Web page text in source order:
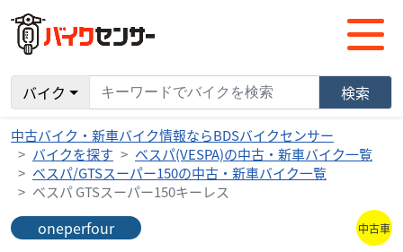
バイク 検索
中古バイク・新車バイク情報ならBDSバイクセンサー
バイクを探す
ベスパ(VESPA)の中古・新車バイク一覧
ベスパ/GTSスーパー150の中古・新車バイク一覧
ベスパ GTSスーパー150キーレス
oneperfour 中古車